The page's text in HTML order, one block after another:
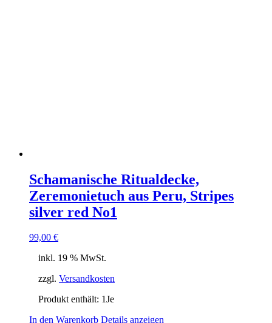
Schamanische Ritualdecke,
Zeremonietuch aus Peru, Stripes
silver red No1
99,00 €
inkl. 19 % MwSt.
zzgl. Versandkosten
Produkt enthält: 1Je
In den Warenkorb Details anzeigen